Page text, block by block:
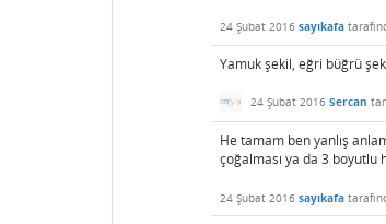
24 Şubat 2016 sayıkafa
Yamuk şekil, eğri büğrü
24 Şubat 2016 Sercan
He tamam ben yanlış
çoğalması ya da 3
24 Şubat 2016 sayıkafa